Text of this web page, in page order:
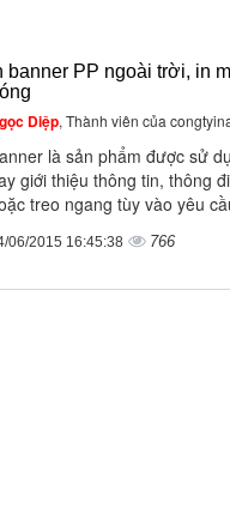
banner PP ngoài trời, in
Diệp, Thành viên của
là sản phẩm được sử
giới thiệu thông tin, thông
treo ngang tùy vào yêu
06/2015 16:45:38 766